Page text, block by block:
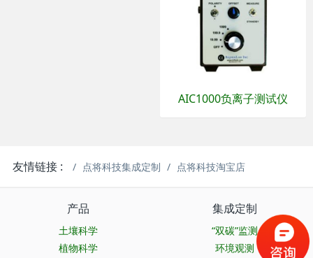
AIC1000负离子测试仪
友情链接 : 点将科技集成定制 点将科技淘宝店
产品
土壤科学
植物科学
集成定制
“双碳”监测
环境观测